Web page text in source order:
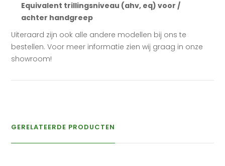
Equivalent trillingsniveau (ahv, eq) voor /
achter handgreep
Uiteraard zijn ook alle andere modellen bij ons te
bestellen. Voor meer informatie zien wij graag in onze
showroom!
GERELATEERDE PRODUCTEN